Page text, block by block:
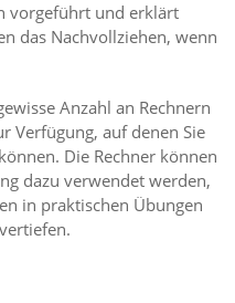
vorgeführt und erklärt
das Nachvollziehen, wenn
Anzahl an Rechnern
Verfügung, auf denen Sie
Die Rechner können
dazu verwendet werden,
in praktischen Übungen